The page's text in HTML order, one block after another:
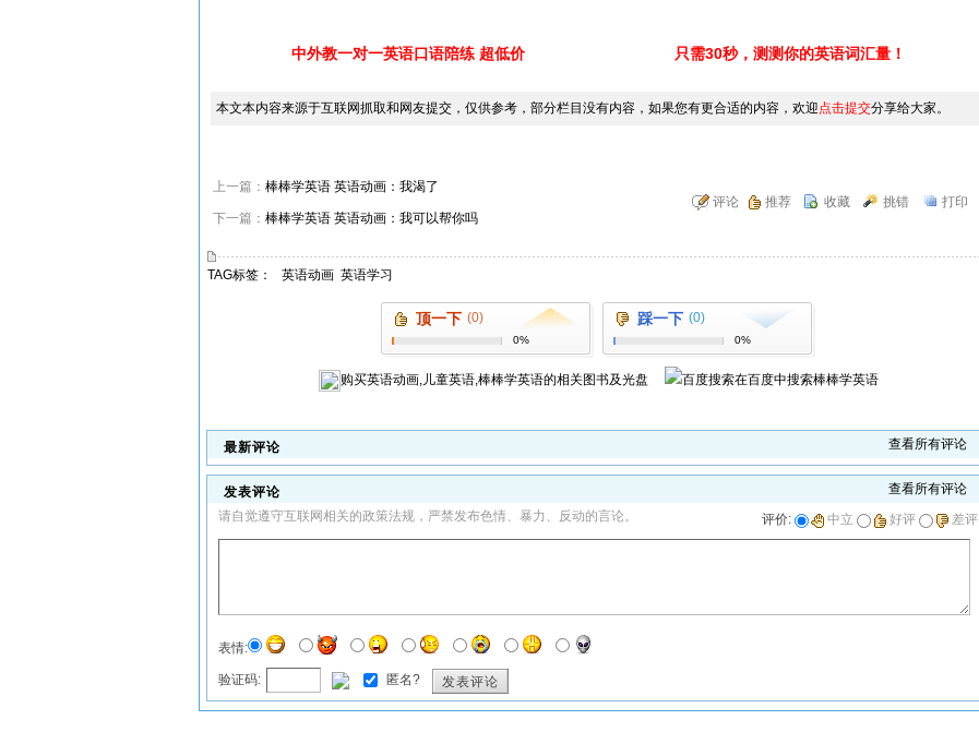
中外教一对一英语口语陪练 超低价 只需30秒，测测你的英语词汇量！
本文本内容来源于互联网抓取和网友提交，仅供参考，部分栏目没有内容，如果您有更合适的内容，欢迎点击提交分享给大家。
上一篇： 棒棒学英语 英语动画：我渴了
下一篇： 棒棒学英语 英语动画：我可以帮你吗
评论 推荐 收藏 挑错 打印
TAG标签： 英语动画 英语学习
顶一下 (0)
0%
踩一下 (0)
0%
购买英语动画,儿童英语,棒棒学英语的相关图书及光盘 在百度中搜索棒棒学英语
最新评论 查看所有评论
发表评论
查看所有评论
请自觉遵守互联网相关的政策法规，严禁发布色情、暴力、反动的言论。
评价: 中立 好评 差评
表情:
验证码: 匿名? 发表评论